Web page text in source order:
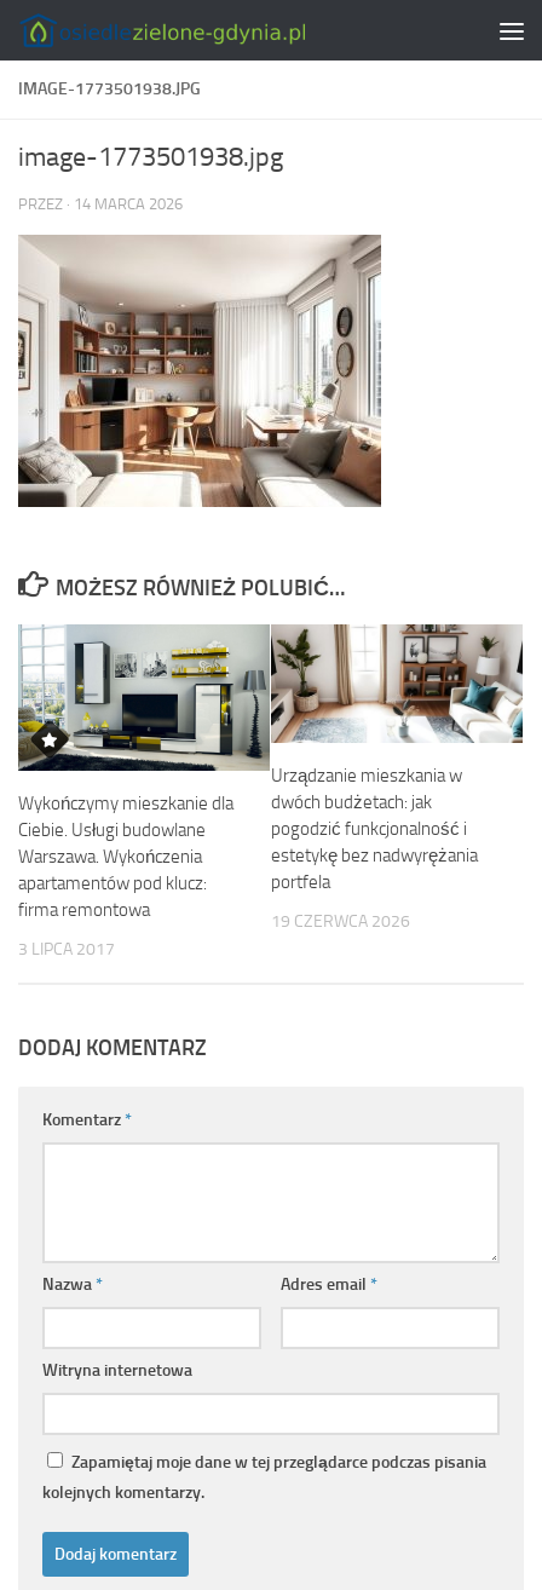
Skip to content
IMAGE-1773501938.JPG
image-1773501938.jpg
PRZEZ · 14 MARCA 2026
MOŻESZ RÓWNIEŻ POLUBIĆ…
Wykończymy mieszkanie dla
Ciebie. Usługi budowlane
Warszawa. Wykończenia
apartamentów pod klucz:
firma remontowa
3 LIPCA 2017
Urządzanie mieszkania w
dwóch budżetach: jak
pogodzić funkcjonalność i
estetykę bez nadwyrężania
portfela
19 CZERWCA 2026
DODAJ KOMENTARZ
Komentarz*
Nazwa* Adres email *
Witryna internetowa
Zapamiętaj moje dane w tej przeglądarce podczas pisania
kolejnych komentarzy.